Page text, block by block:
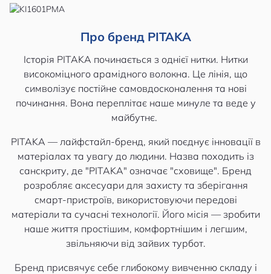
Про бренд PITAKA
Історія PITAKA починається з однієї нитки. Нитки
високоміцного арамідного волокна. Це лінія, що
символізує постійне самовдосконалення та нові
починання. Вона переплітає наше минуле та веде у
майбутнє.
PITAKA — лайфстайл-бренд, який поєднує інновації в
матеріалах та увагу до людини. Назва походить із
санскриту, де "PITAKA" означає "сховище". Бренд
розробляє аксесуари для захисту та зберігання
смарт-пристроїв, використовуючи передові
матеріали та сучасні технології. Його місія — зробити
наше життя простішим, комфортнішим і легшим,
звільняючи від зайвих турбот.
Бренд присвячує себе глибокому вивченню складу і